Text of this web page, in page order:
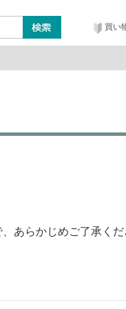
買い
あらかじめご了承くだ